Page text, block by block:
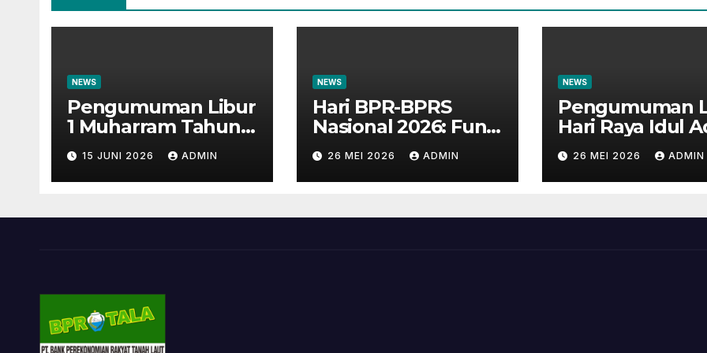
NEWS
Pengumuman Libur
1 Muharram Tahun
Baru Islam 1448H
15 JUNI 2026 ADMIN
NEWS
Hari BPR-BPRS
Nasional 2026: Fun
Walk Bersama
Masyarakat dan
Insan Perbankan
26 MEI 2026 ADMIN
NEWS
Pengumuman
Hari Raya Idul
1447 H
26 MEI 2026 ADMIN